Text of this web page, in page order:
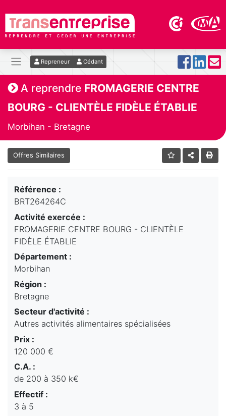
Repreneur Cédant
A reprendre FROMAGERIE CENTRE
BOURG - CLIENTÈLE FIDÈLE ÉTABLIE
Morbihan - Bretagne
Offres Similaires
Référence :
BRT264264C
Activité exercée :
FROMAGERIE CENTRE BOURG - CLIENTÈLE
FIDÈLE ÉTABLIE
Département :
Morbihan
Région :
Bretagne
Secteur d'activité :
Autres activités alimentaires spécialisées
Prix :
120 000 €
C.A. :
de 200 à 350 k€
Effectif :
3 à 5